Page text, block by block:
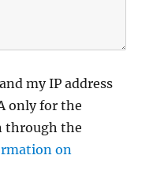
my IP address
only for the
through the
on